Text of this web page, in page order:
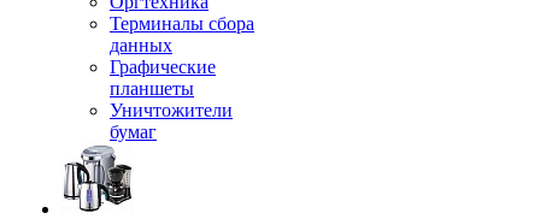
Терминалы сбора
данных
Графические
планшеты
Уничтожители
бумаг